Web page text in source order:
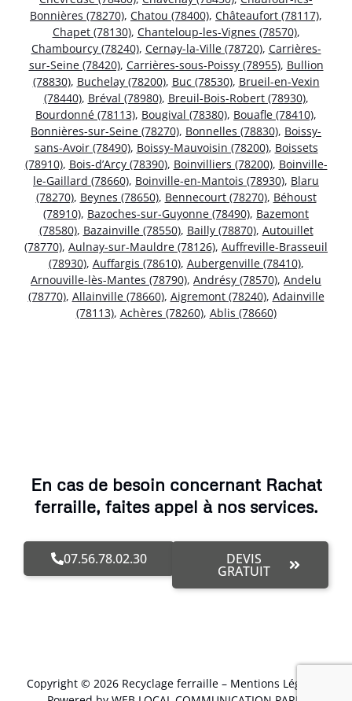
Bonnières (78270), Chatou (78400), Châteaufort (78117),
Chapet (78130), Chanteloup-les-Vignes (78570),
Chambourcy (78240), Cernay-la-Ville (78720), Carrières-
sur-Seine (78420), Carrières-sous-Poissy (78955), Bullion
(78830), Buchelay (78200), Buc (78530), Brueil-en-Vexin
(78440), Bréval (78980), Breuil-Bois-Robert (78930),
Bourdonné (78113), Bougival (78380), Bouafle (78410),
Bonnières-sur-Seine (78270), Bonnelles (78830), Boissy-
sans-Avoir (78490), Boissy-Mauvoisin (78200), Boissets
(78910), Bois-d’Arcy (78390), Boinvilliers (78200), Boinville-
le-Gaillard (78660), Boinville-en-Mantois (78930), Blaru
(78270), Beynes (78650), Bennecourt (78270), Béhoust
(78910), Bazoches-sur-Guyonne (78490), Bazemont
(78580), Bazainville (78550), Bailly (78870), Autouillet
(78770), Aulnay-sur-Mauldre (78126), Auffreville-Brasseuil
(78930), Auffargis (78610), Aubergenville (78410),
Arnouville-lès-Mantes (78790), Andrésy (78570), Andelu
(78770), Allainville (78660), Aigremont (78240), Adainville
(78113), Achères (78260), Ablis (78660)
En cas de besoin concernant Rachat
ferraille, faites appel à nos services.
07.56.78.02.30 DEVIS
GRATUIT
Copyright © 2026 Recyclage ferraille – Mentions Légales